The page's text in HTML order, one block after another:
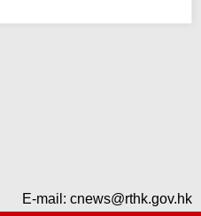
E-mail: cnews@rthk.gov.hk